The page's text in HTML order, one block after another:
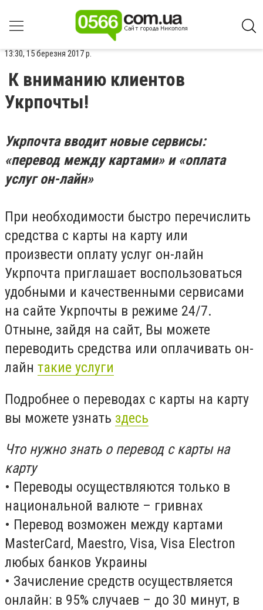
13:30, 15 березня 2017 р.
К вниманию клиентов
Укрпочты!
Укрпочта вводит новые сервисы:
«перевод между картами» и «оплата
услуг он-лайн»
При необходимости быстро перечислить
средства с карты на карту или
произвести оплату услуг он-лайн
Укрпочта приглашает воспользоваться
удобными и качественными сервисами
на сайте Укрпочты в режиме 24/7.
Отныне, зайдя на сайт, Вы можете
переводить средства или оплачивать он-
лайн такие услуги
Подробнее о переводах с карты на карту
вы можете узнать здесь
Что нужно знать о перевод с карты на
карту
• Переводы осуществляются только в
национальной валюте – гривнах
• Перевод возможен между картами
MasterCard, Maestro, Visa, Visa Electron
любых банков Украины
• Зачисление средств осуществляется
онлайн: в 95% случаев – до 30 минут, в